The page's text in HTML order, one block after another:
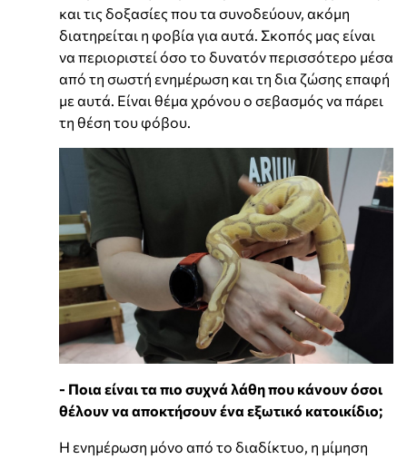
και τις δοξασίες που τα συνοδεύουν, ακόμη
διατηρείται η φοβία για αυτά. Σκοπός μας είναι
να περιοριστεί όσο το δυνατόν περισσότερο μέσα
από τη σωστή ενημέρωση και τη δια ζώσης επαφή
με αυτά. Είναι θέμα χρόνου ο σεβασμός να πάρει
τη θέση του φόβου.
- Ποια είναι τα πιο συχνά λάθη που κάνουν όσοι
θέλουν να αποκτήσουν ένα εξωτικό κατοικίδιο;
Η ενημέρωση μόνο από το διαδίκτυο, η μίμηση